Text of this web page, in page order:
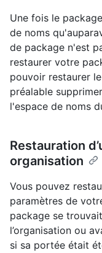
Une fois le
de noms
de package n'est
restaurer votre
pouvoir restaurer
préalable
l'espace de noms
Restauration
organisation
Vous pouvez
paramètres de
package se
l’organisation ou
si sa portée était